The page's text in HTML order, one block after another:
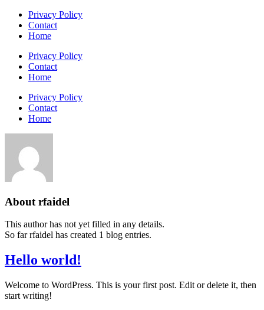
Skip
content
Privacy Policy
Contact
Home
Privacy Policy
Contact
Home
Privacy Policy
Contact
Home
About rfaidel
This author has not yet filled in any details.
So far rfaidel has created 1 blog entries.
Hello world!
Welcome to WordPress. This is your first post. Edit or delete it, then
start writing!